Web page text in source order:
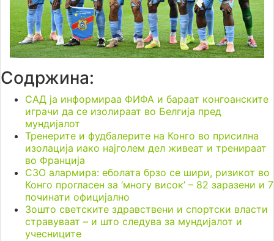
Содржина:
САД ја информираа ФИФА и бараат конгоанските
играчи да се изолираат во Белгија пред
мундијалот
Тренерите и фудбалерите на Конго во присилна
изолација иако најголем дел живеат и тренираат
во Франција
СЗО алармира: еболата брзо се шири, ризикот во
Конго прогласен за ‘многу висок’ – 82 заразени и 7
починати официјално
Зошто светските здравствени и спортски власти
стравуваат – и што следува за мундијалот и
учесниците